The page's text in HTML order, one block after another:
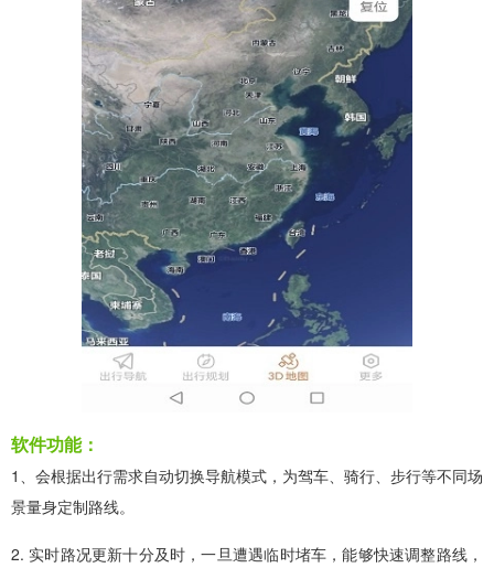
软件功能：
1、会根据出行需求自动切换导航模式，为驾车、骑行、步行等不同场
景量身定制路线。
2. 实时路况更新十分及时，一旦遭遇临时堵车，能够快速调整路线，